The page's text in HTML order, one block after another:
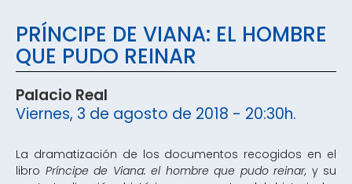
PRÍNCIPE DE VIANA: EL HOMBRE
QUE PUDO REINAR
Palacio Real
Viernes, 3 de agosto de 2018 - 20:30h.
La dramatización de los documentos recogidos en el
libro Príncipe de Viana: el hombre que pudo reinar, y su